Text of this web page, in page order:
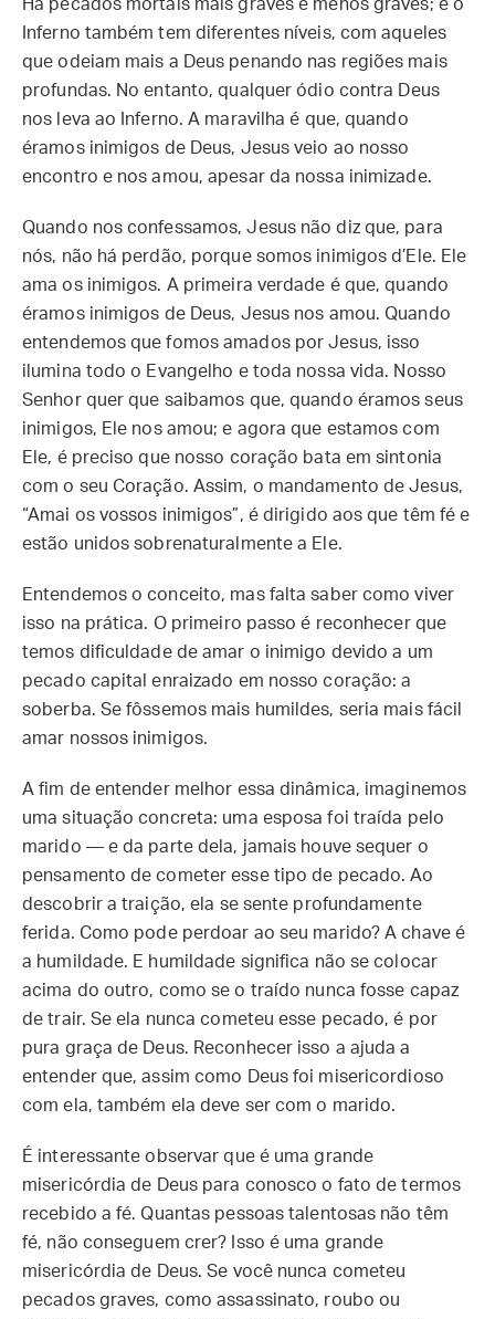
Há pecados mortais mais graves e menos graves; e o
Inferno também tem diferentes níveis, com aqueles
que odeiam mais a Deus penando nas regiões mais
profundas. No entanto, qualquer ódio contra Deus
nos leva ao Inferno. A maravilha é que, quando
éramos inimigos de Deus, Jesus veio ao nosso
encontro e nos amou, apesar da nossa inimizade.
Quando nos confessamos, Jesus não diz que, para
nós, não há perdão, porque somos inimigos d’Ele. Ele
ama os inimigos. A primeira verdade é que, quando
éramos inimigos de Deus, Jesus nos amou. Quando
entendemos que fomos amados por Jesus, isso
ilumina todo o Evangelho e toda nossa vida. Nosso
Senhor quer que saibamos que, quando éramos seus
inimigos, Ele nos amou; e agora que estamos com
Ele, é preciso que nosso coração bata em sintonia
com o seu Coração. Assim, o mandamento de Jesus,
“Amai os vossos inimigos”, é dirigido aos que têm fé e
estão unidos sobrenaturalmente a Ele.
Entendemos o conceito, mas falta saber como viver
isso na prática. O primeiro passo é reconhecer que
temos dificuldade de amar o inimigo devido a um
pecado capital enraizado em nosso coração: a
soberba. Se fôssemos mais humildes, seria mais fácil
amar nossos inimigos.
A fim de entender melhor essa dinâmica, imaginemos
uma situação concreta: uma esposa foi traída pelo
marido — e da parte dela, jamais houve sequer o
pensamento de cometer esse tipo de pecado. Ao
descobrir a traição, ela se sente profundamente
ferida. Como pode perdoar ao seu marido? A chave é
a humildade. E humildade significa não se colocar
acima do outro, como se o traído nunca fosse capaz
de trair. Se ela nunca cometeu esse pecado, é por
pura graça de Deus. Reconhecer isso a ajuda a
entender que, assim como Deus foi misericordioso
com ela, também ela deve ser com o marido.
É interessante observar que é uma grande
misericórdia de Deus para conosco o fato de termos
recebido a fé. Quantas pessoas talentosas não têm
fé, não conseguem crer? Isso é uma grande
misericórdia de Deus. Se você nunca cometeu
pecados graves, como assassinato, roubo ou